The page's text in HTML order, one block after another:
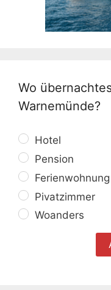
Wo
Warnemünde?
Hotel
Pension
Ferienwohnung
Pivatzimmer
Woanders